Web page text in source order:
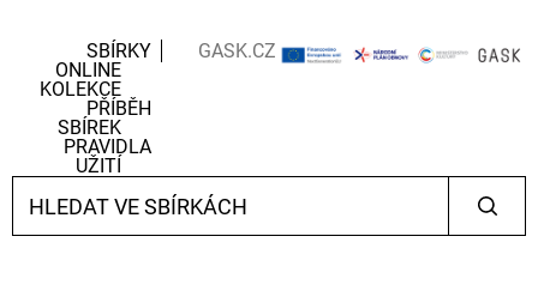
SBÍRKY
ONLINE
KOLEKCE
PŘÍBĚH
SBÍREK
PRAVIDLA
UŽITÍ
GASK.CZ